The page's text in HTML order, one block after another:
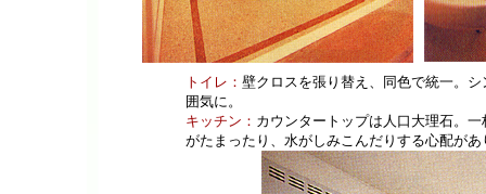
トイレ： 壁クロスを張り替え、同色で統一。
囲気に。
キッチン： カウンタートップは人口大理石。
がたまったり、水がしみこんだりする心配があ